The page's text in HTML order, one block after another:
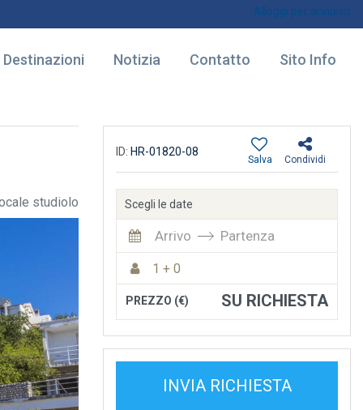
Alloggi per annunci
Destinazioni Notizia Contatto Sito Info
studiolo
ID: HR-01820-08
Condividi
Salva
Scegli le date
Arrivo Partenza
1 + 0
PREZZO (€) SU RICHIESTA
INVIA RICHIESTA